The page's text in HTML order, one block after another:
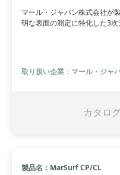
マール・ジャパン株式会社が
明な表面の測定に特化した3
む電子部品の形状測定やキズ
検査も可能にします。高分解
が平面の高速測定を実現します
取り扱い企業：マール・ジャ
カタロ
製品名：MarSurf CP/CL